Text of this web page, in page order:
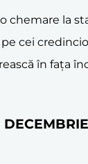
chemare la
cei
în fața